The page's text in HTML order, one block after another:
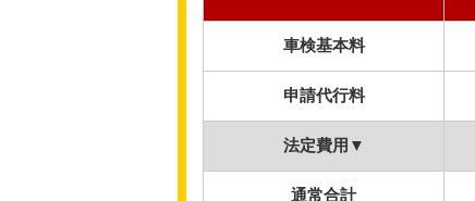
車検基本料
申請代行料
法定費用▼
通常合計